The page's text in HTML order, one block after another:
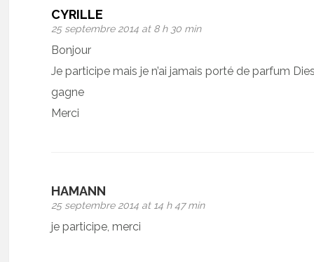
CYRILLE
25 septembre 2014 at 8 h 30 min
Bonjour
Je participe mais je n’ai jamais porté de parfum
gagne
Merci
HAMANN
25 septembre 2014 at 14 h 47 min
je participe, merci